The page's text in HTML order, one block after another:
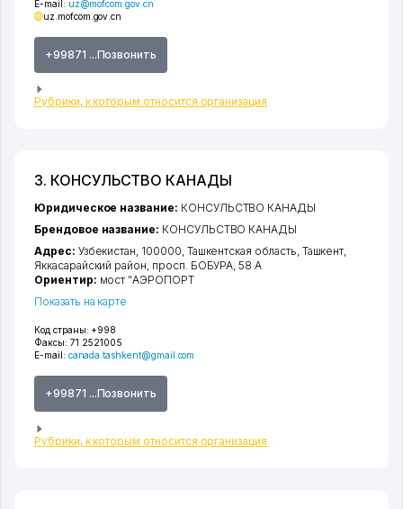
E-mail: uz@mofcom.gov.cn
uz.mofcom.gov.cn
+99871 ...Позвонить
Рубрики, к которым относится организация
3. КОНСУЛЬСТВО КАНАДЫ
Код страны: +998
Факсы: 71 2521005
E-mail: canada.tashkent@gmail.com
+99871 ...Позвонить
Рубрики, к которым относится организация
Юридическое название: КОНСУЛЬСТВО КАНАДЫ
Брендовое название: КОНСУЛЬСТВО КАНАДЫ
Адрес: Узбекистан, 100000, Ташкентская область, Ташкент,
Яккасарайский район, просп. БОБУРА, 58 А
Ориентир: мост "АЭРОПОРТ
Показать на карте